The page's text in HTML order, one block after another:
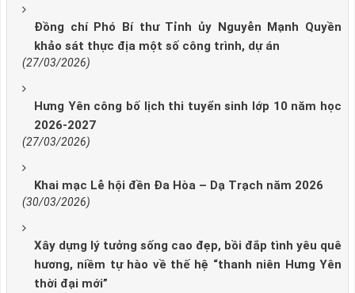
Đồng chí Phó Bí thư Tỉnh ủy Nguyễn Mạnh Quyền
khảo sát thực địa một số công trình, dự án
(27/03/2026)
Hưng Yên công bố lịch thi tuyển sinh lớp 10 năm học
2026-2027
(27/03/2026)
Khai mạc Lễ hội đền Đa Hòa – Dạ Trạch năm 2026
(30/03/2026)
Xây dựng lý tưởng sống cao đẹp, bồi đắp tình yêu quê
hương, niềm tự hào về thế hệ “thanh niên Hưng Yên
thời đại mới”